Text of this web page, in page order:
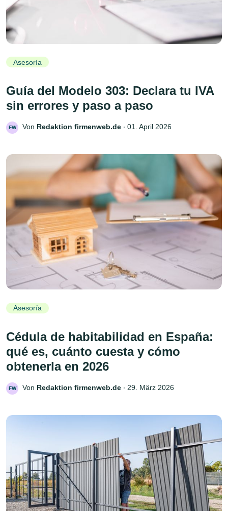
Asesoría
Guía del Modelo 303: Declara tu IVA
sin errores y paso a paso
FW Von Redaktion firmenweb.de ‧ 01. April 2026
Asesoría
Cédula de habitabilidad en España:
qué es, cuánto cuesta y cómo
obtenerla en 2026
FW Von Redaktion firmenweb.de ‧ 29. März 2026